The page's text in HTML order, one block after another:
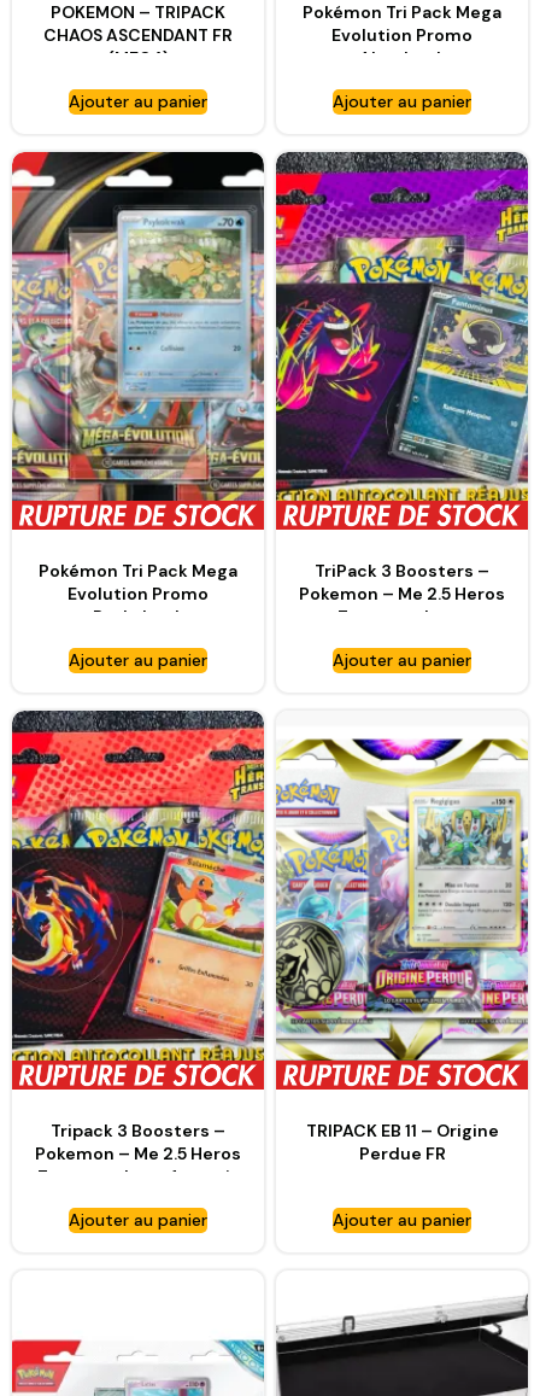
POKEMON – TRIPACK
CHAOS ASCENDANT FR
(ME04)
Ajouter au panier
Pokémon Tri Pack Mega
Evolution Promo
Akwakwak
Ajouter au panier
Pokémon Tri Pack Mega
Evolution Promo
Psykokwak
Ajouter au panier
TriPack 3 Boosters –
Pokemon – Me 2.5 Heros
Transcendants
Ajouter au panier
Tripack 3 Boosters –
Pokemon – Me 2.5 Heros
Transcendants français
Ajouter au panier
TRIPACK EB 11 – Origine
Perdue FR
Ajouter au panier